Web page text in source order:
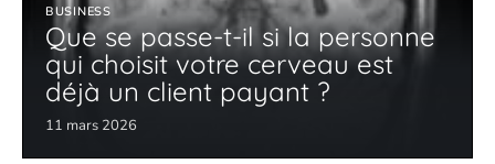
BUSINESS
Que se passe-t-il si la personne
qui choisit votre cerveau est
déjà un client payant ?
11 mars 2026